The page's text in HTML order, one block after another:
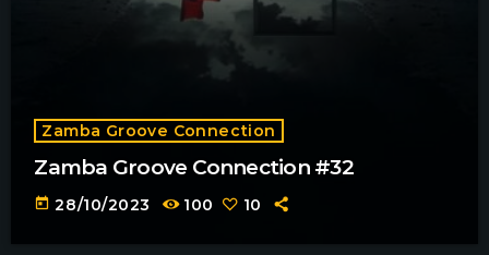
Zamba Groove Connection
Zamba Groove Connection #32
today 28/10/2023 100 10